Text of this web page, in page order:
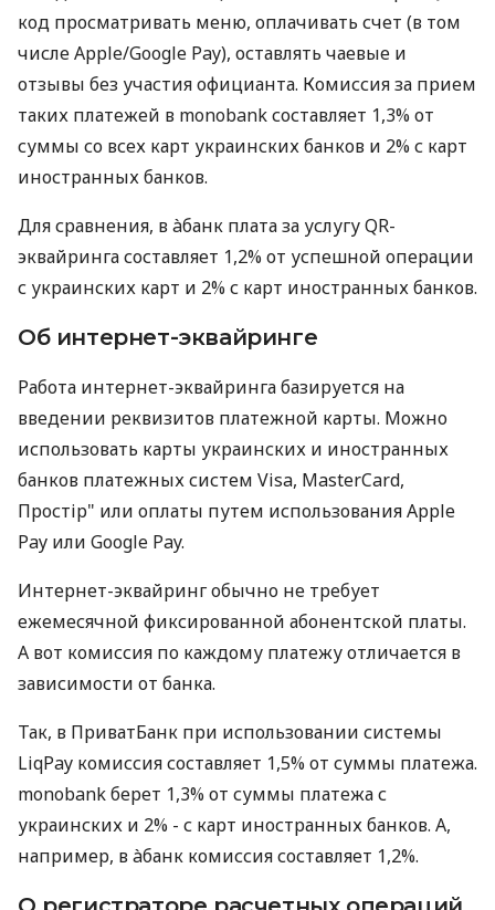
код просматривать меню, оплачивать счет (в том
числе Apple/Google Pay), оставлять чаевые и
отзывы без участия официанта. Комиссия за прием
таких платежей в monobank составляет 1,3% от
суммы со всех карт украинских банков и 2% с карт
иностранных банков.
Для сравнения, в àбанк плата за услугу QR-
эквайринга составляет 1,2% от успешной операции
с украинских карт и 2% с карт иностранных банков.
Об интернет-эквайринге
Работа интернет-эквайринга базируется на
введении реквизитов платежной карты. Можно
использовать карты украинских и иностранных
банков платежных систем Visa, MasterCard,
Простір" или оплаты путем использования Apple
Pay или Google Pay.
Интернет-эквайринг обычно не требует
ежемесячной фиксированной абонентской платы.
А вот комиссия по каждому платежу отличается в
зависимости от банка.
Так, в ПриватБанк при использовании системы
LiqPay комиссия составляет 1,5% от суммы платежа.
monobank берет 1,3% от суммы платежа с
украинских и 2% - с карт иностранных банков. А,
например, в àбанк комиссия составляет 1,2%.